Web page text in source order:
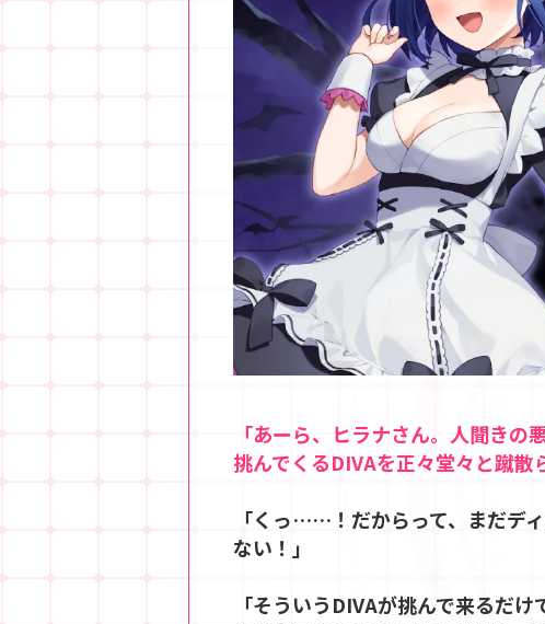
「あーら、ヒラナさん。人聞きの
挑んでくるDIVAを正々堂々と蹴散
「くっ……！だからって、まだデ
ない！」
「そういうDIVAが挑んで来るだ